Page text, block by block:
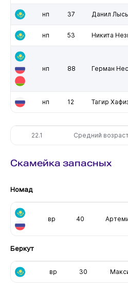
нп 37 Данил
нп 53 Никита
нп 88 Герман
нп 12 Тагир
22.1 Средний
Скамейка запасных
Номад
вр 40
Беркут
вр 30